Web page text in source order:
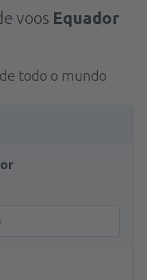
voos Equador
todo o mundo